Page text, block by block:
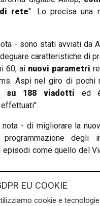
rete". Lo precisa una
- sono stati avviati da
caratteristiche di
60, ai nuovi parametri
Aspi nel giro di pochi
su 188 viadotti ed
- di migliorare la
degli
episodi come quello del
notizie sulla Liguria
su Youtube e su Facebook
EU COOKIE
cookie e